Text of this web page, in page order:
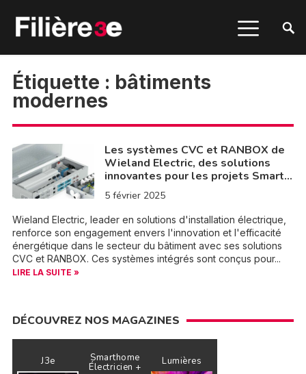
Étiquette : bâtiments
modernes
Les systèmes CVC et RANBOX de
Wieland Electric, des solutions
innovantes pour les projets Smart…
5 février 2025
Wieland Electric, leader en solutions d'installation électrique,
renforce son engagement envers l'innovation et l'efficacité
énergétique dans le secteur du bâtiment avec ses solutions
CVC et RANBOX. Ces systèmes intégrés sont conçus pour...
LIRE LA SUITE »
DÉCOUVREZ NOS MAGAZINES
J3e Smarthome
Électricien + Lumières